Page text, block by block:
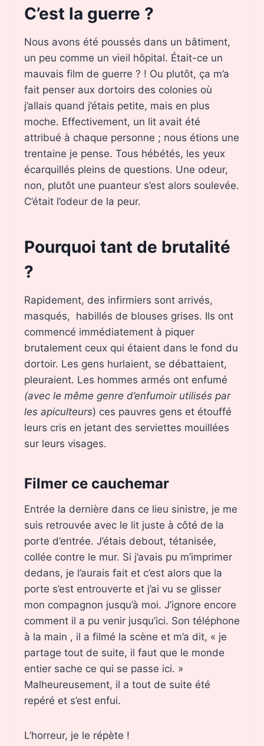
C’est la guerre ?
Nous avons été poussés dans un bâtiment,
un peu comme un vieil hôpital. Était-ce un
mauvais film de guerre ? ! Ou plutôt, ça m’a
fait penser aux dortoirs des colonies où
j’allais quand j’étais petite, mais en plus
moche. Effectivement, un lit avait été
attribué à chaque personne ; nous étions une
trentaine je pense. Tous hébétés, les yeux
écarquillés pleins de questions. Une odeur,
non, plutôt une puanteur s’est alors soulevée.
C’était l’odeur de la peur.
Pourquoi tant de brutalité
?
Rapidement, des infirmiers sont arrivés,
masqués, habillés de blouses grises. Ils ont
commencé immédiatement à piquer
brutalement ceux qui étaient dans le fond du
dortoir. Les gens hurlaient, se débattaient,
pleuraient. Les hommes armés ont enfumé
(avec le même genre d’enfumoir utilisés par
les apiculteurs) ces pauvres gens et étouffé
leurs cris en jetant des serviettes mouillées
sur leurs visages.
Filmer ce cauchemar
Entrée la dernière dans ce lieu sinistre, je me
suis retrouvée avec le lit juste à côté de la
porte d’entrée. J’étais debout, tétanisée,
collée contre le mur. Si j’avais pu m’imprimer
dedans, je l’aurais fait et c’est alors que la
porte s’est entrouverte et j’ai vu se glisser
mon compagnon jusqu’à moi. J’ignore encore
comment il a pu venir jusqu’ici. Son téléphone
à la main , il a filmé la scène et m’a dit, « je
partage tout de suite, il faut que le monde
entier sache ce qui se passe ici. »
Malheureusement, il a tout de suite été
repéré et s’est enfui.
L’horreur, je le répète !